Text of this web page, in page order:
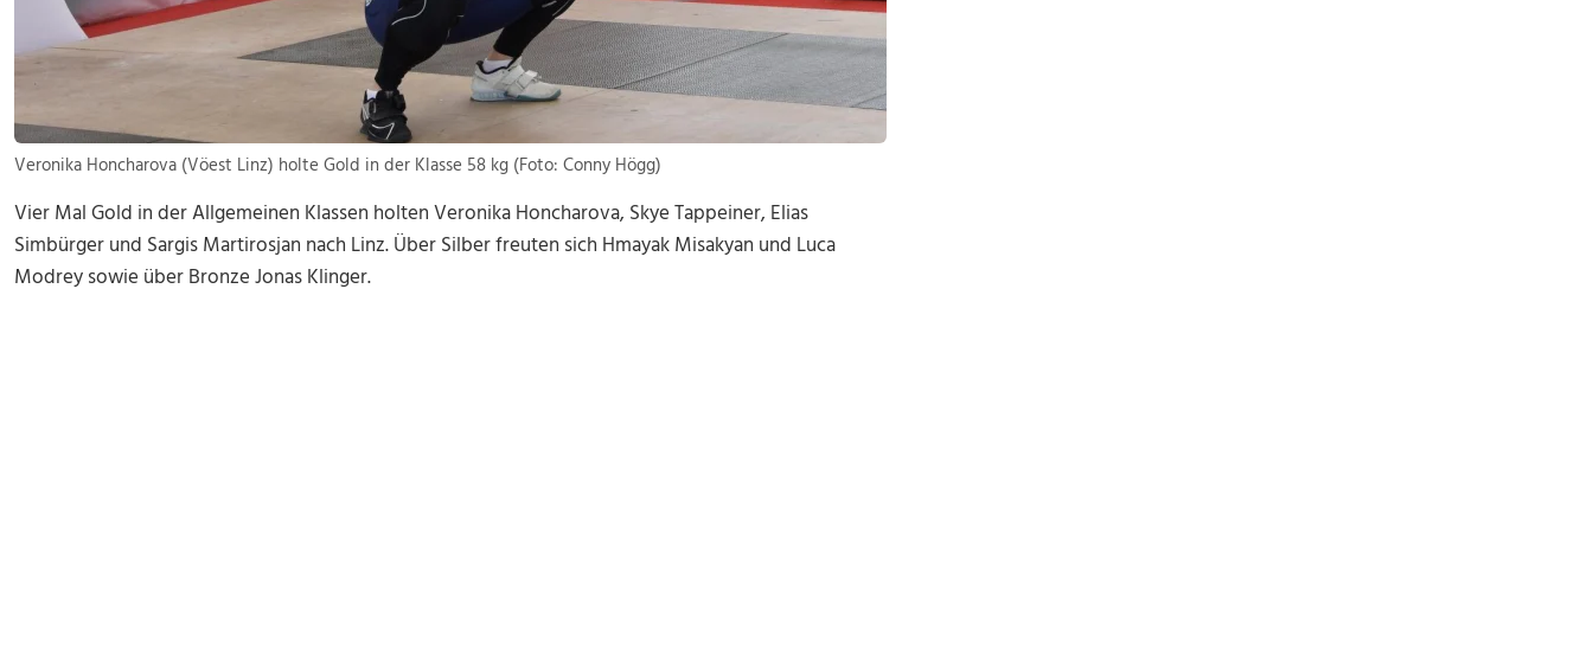
Veronika Honcharova (Vöest Linz) holte Gold in der Klasse 58 kg (Foto: Conny Högg)
Vier Mal Gold in der Allgemeinen Klassen holten Veronika Honcharova, Skye Tappeiner, Elias
Simbürger und Sargis Martirosjan nach Linz. Über Silber freuten sich Hmayak Misakyan und Luca
Modrey sowie über Bronze Jonas Klinger.